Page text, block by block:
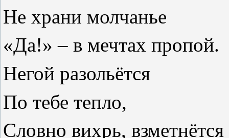
Не храни молчанье
«Да!» – в мечтах пропой.
Негой разольётся
По тебе тепло,
Словно вихрь, взметнётся